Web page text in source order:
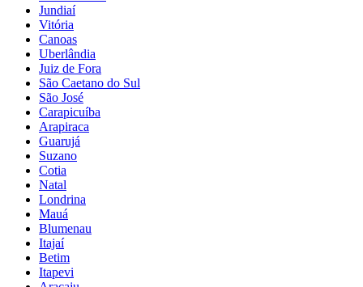
Jundiaí
Vitória
Canoas
Uberlândia
Juiz de Fora
São Caetano do Sul
São José
Carapicuíba
Arapiraca
Guarujá
Suzano
Cotia
Natal
Londrina
Mauá
Blumenau
Itajaí
Betim
Itapevi